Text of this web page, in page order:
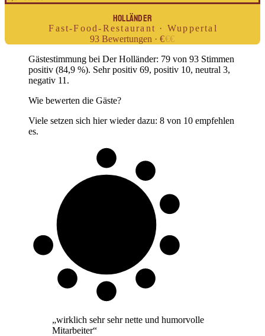
HOLLÄNDER
Fast-Food-Restaurant · Wuppertal
93 Bewertungen ·€€€
Gästestimmung bei Der Holländer: 79 von 93 Stimmen
positiv (84,9 %). Sehr positiv 69, positiv 10, neutral 3,
negativ 11.
Wie bewerten die Gäste?
Viele setzen sich hier wieder dazu: 8 von 10 empfehlen
es.
„wirklich sehr sehr nette und humorvolle
Mitarbeiter“